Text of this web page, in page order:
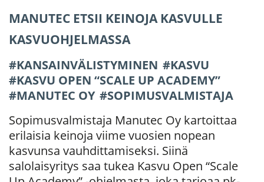
MANUTEC ETSII KEINOJA KASVULLE
KASVUOHJELMASSA
KANSAINVÄLISTYMINEN
KASVU
KASVU OPEN “SCALE UP ACADEMY”
MANUTEC OY
SOPIMUSVALMISTAJA
Sopimusvalmistaja Manutec Oy kartoittaa
erilaisia keinoja viime vuosien nopean
kasvunsa vauhdittamiseksi. Siinä
salolaisyritys saa tukea Kasvu Open “Scale